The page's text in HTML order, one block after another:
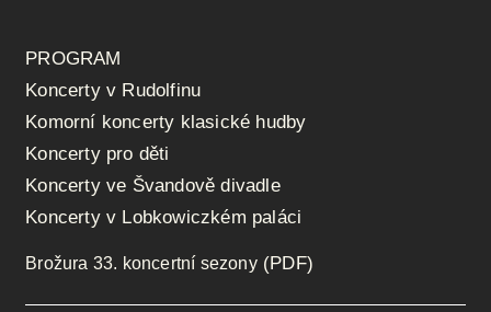
PROGRAM
Koncerty v Rudolfinu
Komorní koncerty klasické hudby
Koncerty pro děti
Koncerty ve Švandově divadle
Koncerty v Lobkowiczkém paláci
Brožura 33. koncertní sezony(PDF)